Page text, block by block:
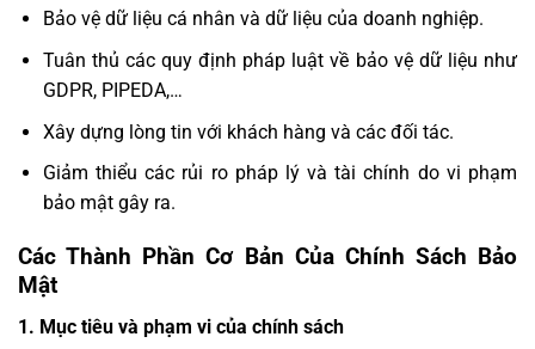
Bảo vệ dữ liệu cá nhân và dữ liệu của doanh nghiệp.
Tuân thủ các quy định pháp luật về bảo vệ dữ liệu như
GDPR, PIPEDA,…
Xây dựng lòng tin với khách hàng và các đối tác.
Giảm thiểu các rủi ro pháp lý và tài chính do vi phạm
bảo mật gây ra.
Các Thành Phần Cơ Bản Của Chính Sách Bảo
Mật
1. Mục tiêu và phạm vi của chính sách